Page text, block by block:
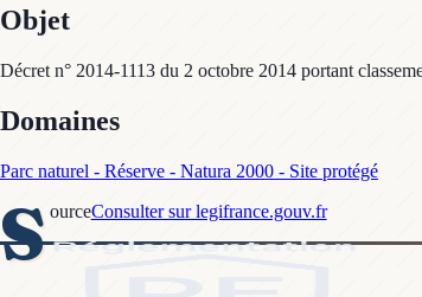
Objet
Décret n° 2014-1113 du 2 octobre 2014 portant
Domaines
Parc naturel - Réserve - Natura 2000 - Site protégé
S ourceConsulter sur legifrance.gouv.fr